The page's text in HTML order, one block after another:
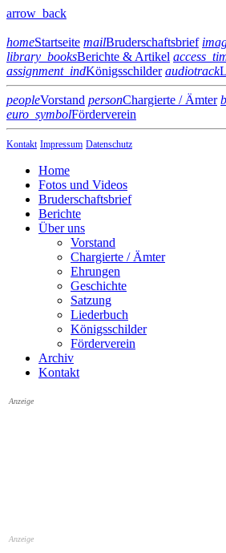
arrow_back
homeStartseite mailBruderschaftsbrief
library_booksBerichte & Artikel
assignment_indKönigsschilder audiotrack
peopleVorstand personChargierte / Ämter
euro_symbolFörderverein
Kontakt Impressum Datenschutz
Home
Fotos und Videos
Bruderschaftsbrief
Berichte
Über uns
Vorstand
Chargierte / Ämter
Ehrungen
Geschichte
Satzung
Liederbuch
Königsschilder
Förderverein
Archiv
Kontakt
Anzeige
Anzeige